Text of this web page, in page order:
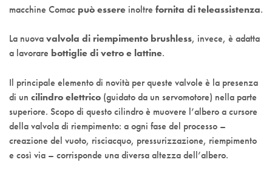
macchine Comac può essere inoltre fornita di teleassistenza.
La nuovavalvola di riempimento brushless, invece, è adatta
a lavorare bottiglie di vetro e lattine.
Il principale elemento di novità per queste valvole è la presenza
di un cilindro elettrico (guidato da un servomotore) nella parte
superiore. Scopo di questo cilindro è muovere l’albero a cursore
della valvola di riempimento: a ogni fase del processo –
creazione del vuoto, risciacquo, pressurizzazione, riempimento
e così via – corrisponde una diversa altezza dell’albero.